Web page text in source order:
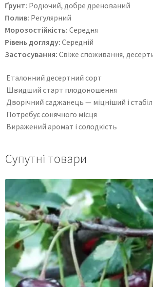
Ґрунт: Родючий, добре дренований
Полив: Регулярний
Морозостійкість: Середня
Рівень догляду: Середній
Застосування: Свіже споживання,
Еталонний десертний сорт
Швидший старт плодоношення
Дворічний саджанець — міцніший і
Потребує сонячного місця
Виражений аромат і солодкість
Супутні товари